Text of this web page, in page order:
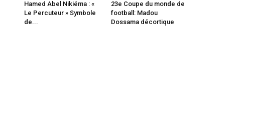
Hamed Abel Nikiéma : «
Le Percuteur » Symbole
de...
23e Coupe du monde de
football: Madou
Dossama décortique